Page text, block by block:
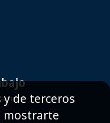
de terceros
mostrarte